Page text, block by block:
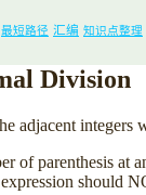
最短路径 汇编 知识点整理
Division
adjacent
of parenthesis at
should